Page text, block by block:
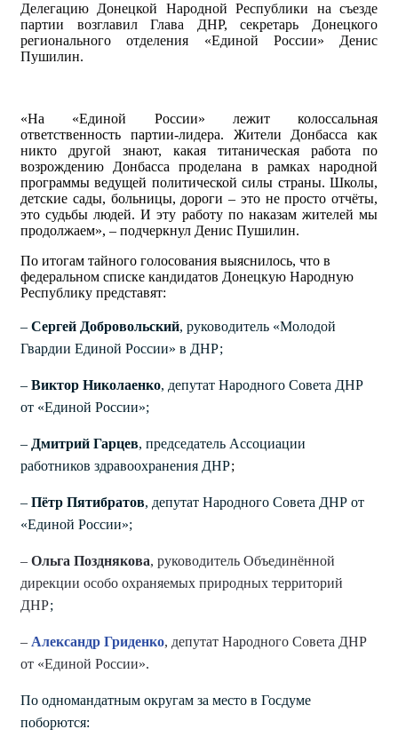
Делегацию Донецкой Народной Республики на съезде
партии возглавил Глава ДНР, секретарь Донецкого
регионального отделения «Единой России» Денис
Пушилин.
«На «Единой России» лежит колоссальная
ответственность партии-лидера. Жители Донбасса как
никто другой знают, какая титаническая работа по
возрождению Донбасса проделана в рамках народной
программы ведущей политической силы страны. Школы,
детские сады, больницы, дороги – это не просто отчёты,
это судьбы людей. И эту работу по наказам жителей мы
продолжаем», – подчеркнул Денис Пушилин.
По итогам тайного голосования выяснилось, что в
федеральном списке кандидатов Донецкую Народную
Республику представят:
– Сергей Добровольский, руководитель «Молодой
Гвардии Единой России» в ДНР;
– Виктор Николаенко, депутат Народного Совета ДНР
от «Единой России»;
– Дмитрий Гарцев, председатель Ассоциации
работников здравоохранения ДНР;
– Пётр Пятибратов, депутат Народного Совета ДНР от
«Единой России»;
– Ольга Позднякова, руководитель Объединённой
дирекции особо охраняемых природных территорий
ДНР;
– Александр Гриденко, депутат Народного Совета ДНР
от «Единой России».
По одномандатным округам за место в Госдуме
поборются: